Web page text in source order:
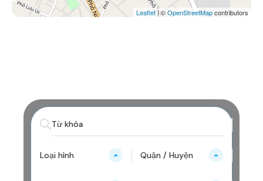
Leaflet| ©OpenStreetMapcontributors
Loại hình Quận / Huyện